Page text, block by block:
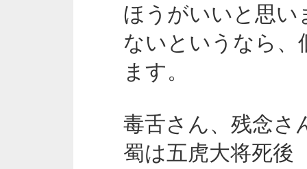
ほうがいいと思い
ないというなら、
ます。
毒舌さん、残念さ
蜀は五虎大将死後